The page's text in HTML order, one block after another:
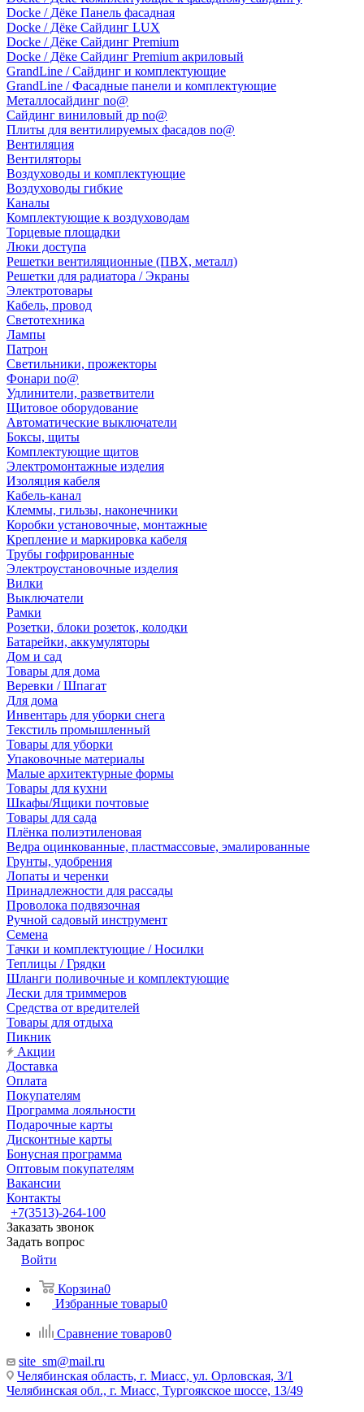
Docke / Дёке Панель фасадная
Docke / Дёке Сайдинг LUX
Docke / Дёке Сайдинг Premium
Docke / Дёке Сайдинг Premium акриловый
GrandLine / Сайдинг и комплектующие
GrandLine / Фасадные панели и комплектующие
Металлосайдинг no@
Сайдинг виниловый др no@
Плиты для вентилируемых фасадов no@
Вентиляция
Вентиляторы
Воздуховоды и комплектующие
Воздуховоды гибкие
Каналы
Комплектующие к воздуховодам
Торцевые площадки
Люки доступа
Решетки вентиляционные (ПВХ, металл)
Решетки для радиатора / Экраны
Электротовары
Кабель, провод
Светотехника
Лампы
Патрон
Светильники, прожекторы
Фонари no@
Удлинители, разветвители
Щитовое оборудование
Автоматические выключатели
Боксы, щиты
Комплектующие щитов
Электромонтажные изделия
Изоляция кабеля
Кабель-канал
Клеммы, гильзы, наконечники
Коробки установочные, монтажные
Крепление и маркировка кабеля
Трубы гофрированные
Электроустановочные изделия
Вилки
Выключатели
Рамки
Розетки, блоки розеток, колодки
Батарейки, аккумуляторы
Дом и сад
Товары для дома
Веревки / Шпагат
Для дома
Инвентарь для уборки снега
Текстиль промышленный
Товары для уборки
Упаковочные материалы
Малые архитектурные формы
Товары для кухни
Шкафы/Ящики почтовые
Товары для сада
Плёнка полиэтиленовая
Ведра оцинкованные, пластмассовые, эмалированные
Грунты, удобрения
Лопаты и черенки
Принадлежности для рассады
Проволока подвязочная
Ручной садовый инструмент
Семена
Тачки и комплектующие / Носилки
Теплицы / Грядки
Шланги поливочные и комплектующие
Лески для триммеров
Средства от вредителей
Товары для отдыха
Пикник
Акции
Доставка
Оплата
Покупателям
Программа лояльности
Подарочные карты
Дисконтные карты
Бонусная программа
Оптовым покупателям
Вакансии
Контакты
+7(3513)-264-100
Заказать звонок
Задать вопрос
Войти
Корзина0
Избранные товары0
Сравнение товаров0
site_sm@mail.ru
Челябинская область, г. Миасс, ул. Орловская, 3/1
Челябинская обл., г. Миасс, Тургоякское шоссе, 13/49